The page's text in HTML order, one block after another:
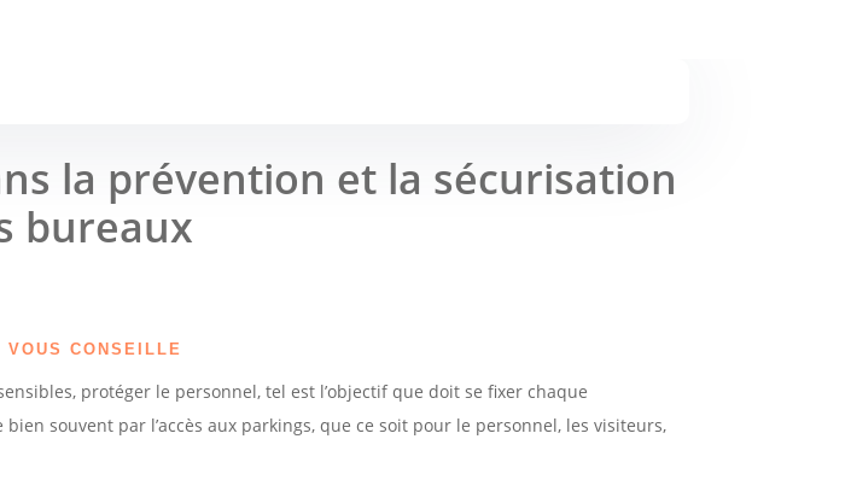
la prévention et la sécurisation
bureaux
VOUS CONSEILLE
protéger le personnel, tel est l’objectif que doit se fixer chaque
souvent par l’accès aux parkings, que ce soit pour le personnel, les visiteurs,